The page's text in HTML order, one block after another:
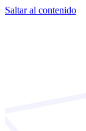
Saltar al contenido